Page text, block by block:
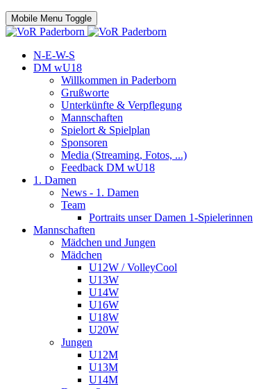
Mobile Menu Toggle
N-E-W-S
DM wU18
Willkommen in Paderborn
Grußworte
Unterkünfte & Verpflegung
Mannschaften
Spielort & Spielplan
Sponsoren
Media (Streaming, Fotos, ...)
Feedback DM wU18
1. Damen
News - 1. Damen
Team
Portraits unser Damen 1-Spielerinnen
Mannschaften
Mädchen und Jungen
Mädchen
U12W / VolleyCool
U13W
U14W
U16W
U18W
U20W
Jungen
U12M
U13M
U14M